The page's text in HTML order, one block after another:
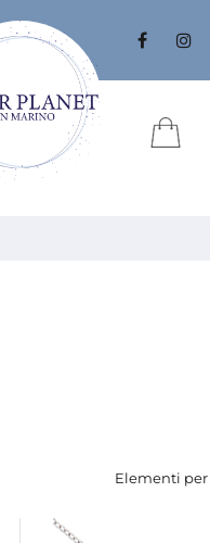
Elementi